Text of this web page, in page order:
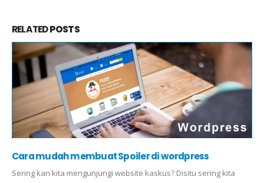
RELATEDPOSTS
Cara mudah membuat Spoiler di wordpress
Sering kan kita mengunjungi website kaskus? Disitu sering kita